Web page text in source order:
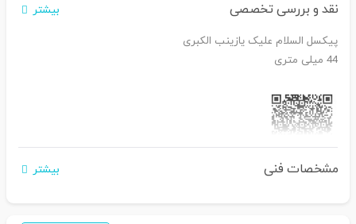
نقد و بررسی تخصصی بیشتر
پیکسل السلام علیک یازینب الکبری
44 میلی متری
اگر برای خرید تمایل به عضویت در سایت ندارید،
مشخصات فنی بیشتر